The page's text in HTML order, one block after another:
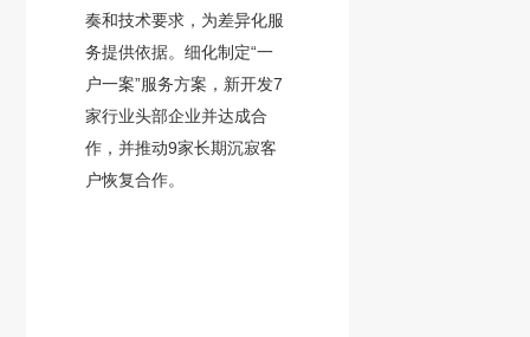
奏和技术要求，为差异化服
务提供依据。细化制定“一
户一案”服务方案，新开发7
家行业头部企业并达成合
作，并推动9家长期沉寂客
户恢复合作。